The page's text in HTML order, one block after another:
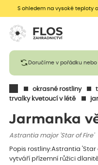
S ohledem na vysoké teploty
Doručíme v pořádku
okrasné rostliny
trvalky kvetoucí v létě
Jarmanka
Astrantia major 'Star of Fire'
Popis rostliny:Astrantia
vytváří přízemní růžici